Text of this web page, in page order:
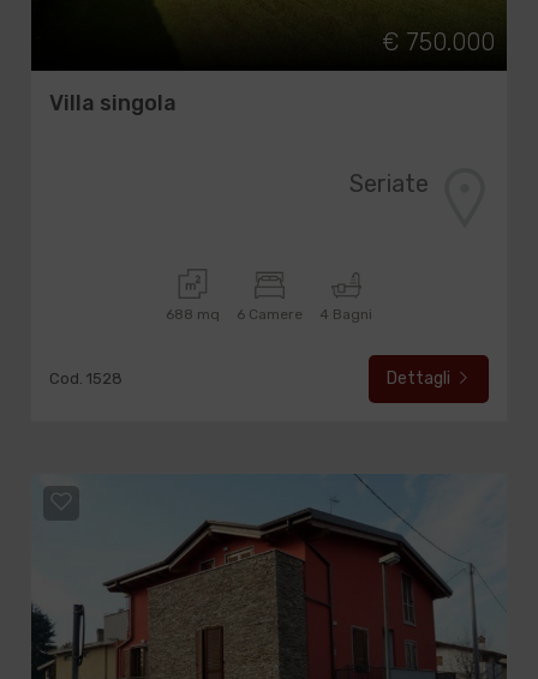
€ 750.000
Villa singola
Seriate
688 mq 6 Camere 4 Bagni
Cod. 1528 Dettagli